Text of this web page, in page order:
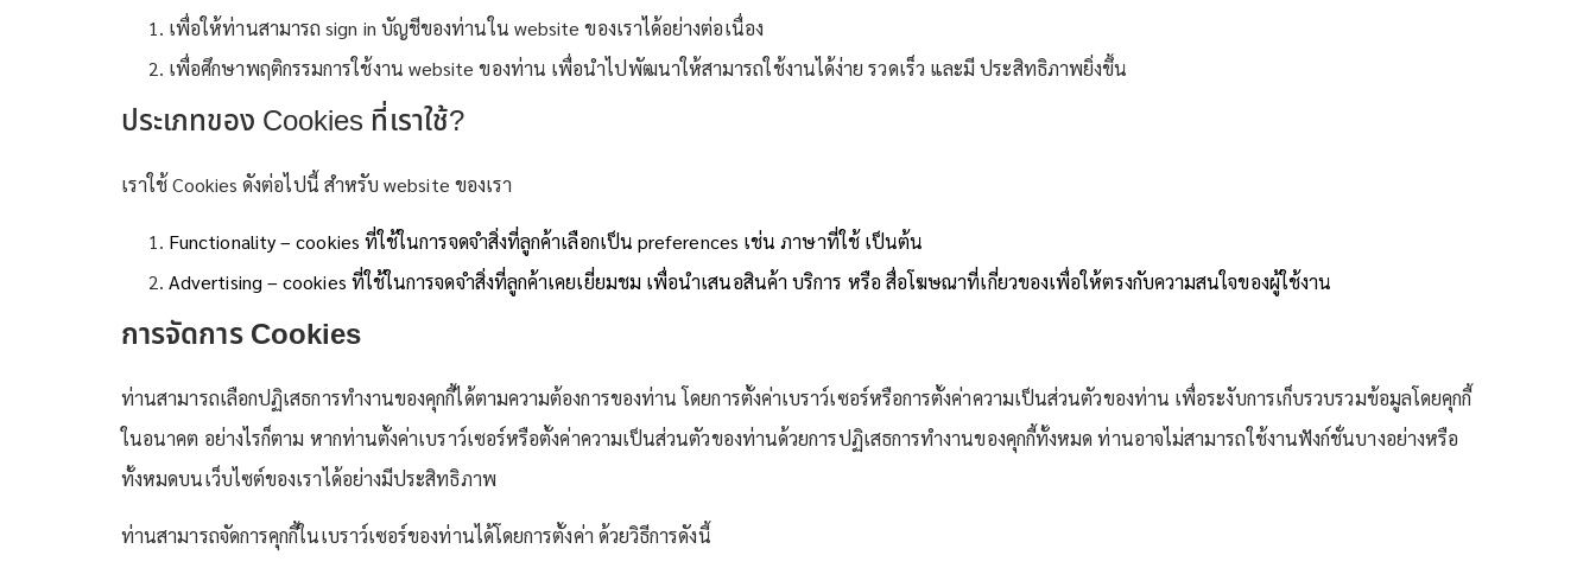
เพื่อให้ท่านสามารถ sign in บัญชีของท่านใน website ของเราได้อย่างต่อเนื่อง
เพื่อศึกษาพฤติกรรมการใช้งาน website ของท่าน เพื่อนำไปพัฒนาให้สามารถใช้งานได้ง่าย รวดเร็ว และมี ประสิทธิภาพยิ่งขึ้น
ประเภทของ Cookies ที่เราใช้?
เราใช้ Cookies ดังต่อไปนี้ สำหรับ website ของเรา
Functionality – cookies ที่ใช้ในการจดจำสิ่งที่ลูกค้าเลือกเป็น preferences เช่น ภาษาที่ใช้ เป็นต้น
Advertising – cookies ที่ใช้ในการจดจำสิ่งที่ลูกค้าเคยเยี่ยมชม เพื่อนำเสนอสินค้า บริการ หรือ สื่อโฆษณาที่เกี่ยวของเพื่อให้ตรงกับความสนใจของผู้ใช้งาน
การจัดการ Cookies
ท่านสามารถเลือกปฏิเสธการทำงานของคุกกี้ได้ตามความต้องการของท่าน โดยการตั้งค่าเบราว์เซอร์หรือการตั้งค่าความเป็นส่วนตัวของท่าน เพื่อระงับการเก็บรวบรวมข้อมูลโดยคุกกี้
ในอนาคต อย่างไรก็ตาม หากท่านตั้งค่าเบราว์เซอร์หรือตั้งค่าความเป็นส่วนตัวของท่านด้วยการปฏิเสธการทำงานของคุกกี้ทั้งหมด ท่านอาจไม่สามารถใช้งานฟังก์ชั่นบางอย่างหรือ
ทั้งหมดบนเว็บไซต์ของเราได้อย่างมีประสิทธิภาพ
ท่านสามารถจัดการคุกกี้ในเบราว์เซอร์ของท่านได้โดยการตั้งค่า ด้วยวิธีการดังนี้